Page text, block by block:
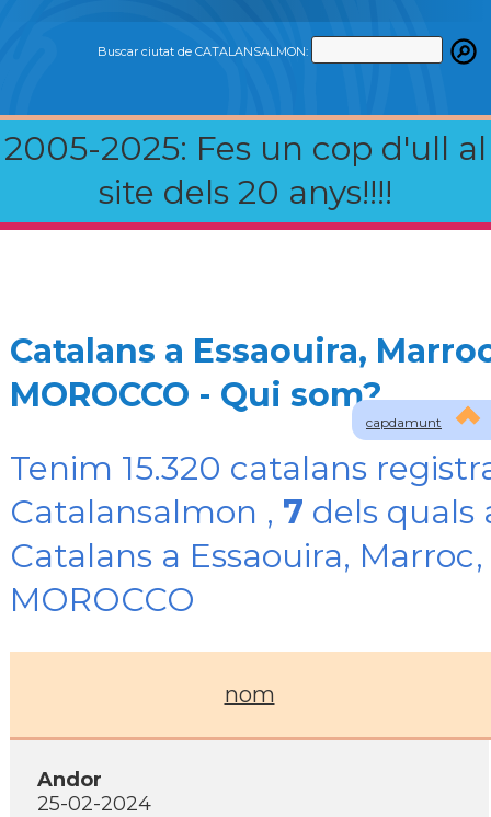
Buscar ciutat de CATALANSALMON:
2005-2025: Fes un cop d'ull al
site dels 20 anys!!!!
capdamunt
Catalans a Essaouira,
MOROCCO - Qui som?
Tenim 15.320 catalans
Catalansalmon , 7 dels quals
Catalans a Essaouira, Marroc,
MOROCCO
nom
Andor
25-02-2024